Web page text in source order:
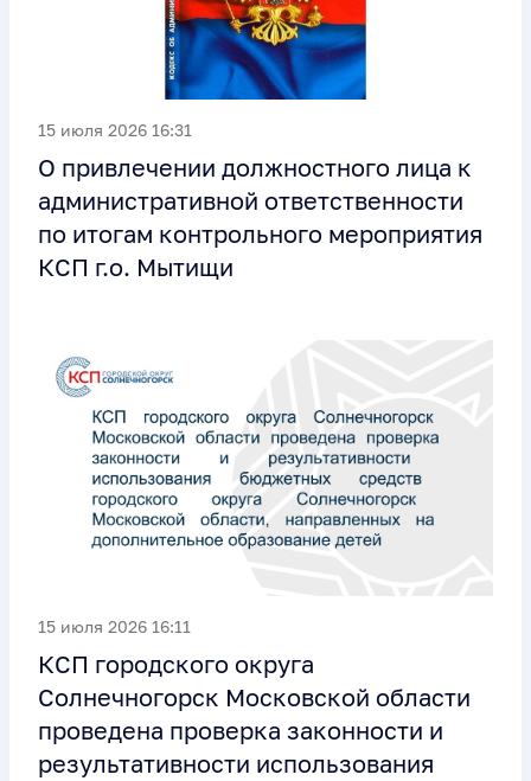
15 июля 2026 16:31
О привлечении должностного лица к
административной ответственности
по итогам контрольного мероприятия
КСП г.о. Мытищи
15 июля 2026 16:11
КСП городского округа
Солнечногорск Московской области
проведена проверка законности и
результативности использования